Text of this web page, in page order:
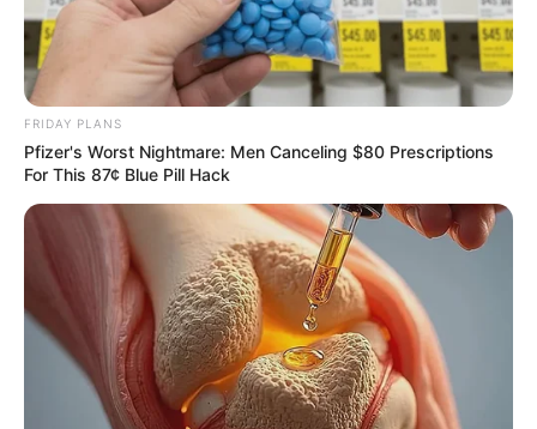
Tallest Women On Earth — Their Height Is Jaw-
Dropping
BRAINBERRIES
Remember These Iconic '90s Couples? See The
List That Defined A Generation
FRIDAY PLANS
Pfizer's Worst Nightmare: Men Canceling $80 Prescriptions
For This 87¢ Blue Pill Hack